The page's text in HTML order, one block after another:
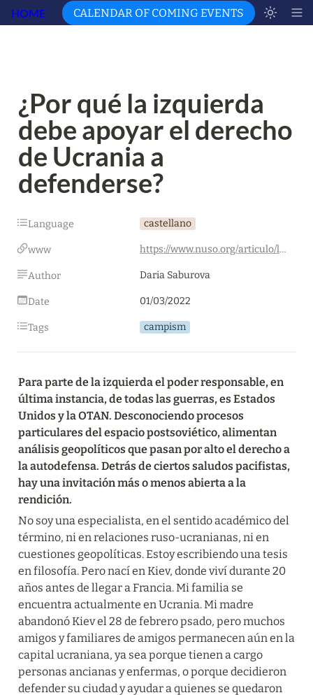
HOME CALENDAR OF COMING EVENTS
¿Por qué la izquierda
debe apoyar el derecho
de Ucrania a
defenderse?
Language castellano
www https://www.nuso.org/articulo/la-guerra-en-ucrania-y-los-dilemas-de-la-izquierda-occidental/
Author Daria Saburova
Date 01/03/2022
Tags campism
Para parte de la izquierda el poder responsable, en
última instancia, de todas las guerras, es Estados
Unidos y la OTAN. Desconociendo procesos
particulares del espacio postsoviético, alimentan
análisis geopolíticos que pasan por alto el derecho a
la autodefensa. Detrás de ciertos saludos pacifistas,
hay una invitación más o menos abierta a la
rendición.
No soy una especialista, en el sentido académico del
término, ni en relaciones ruso-ucranianas, ni en
cuestiones geopolíticas. Estoy escribiendo una tesis
en filosofía. Pero nací en Kiev, donde viví durante 20
años antes de llegar a Francia. Mi familia se
encuentra actualmente en Ucrania. Mi madre
abandonó Kiev el 28 de febrero psado, pero muchos
amigos y familiares de amigos permanecen aún en la
capital ucraniana, ya sea porque tienen a cargo
personas ancianas y enfermas, o porque decidieron
defender su ciudad y ayudar a quienes se quedaron